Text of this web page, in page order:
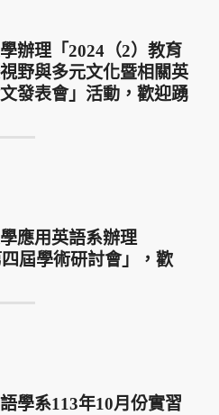
辦理「2024（2）教育
野與多元文化暨相關英
發表會」活動，歡迎踴
應用英語系辦理
四屆學術研討會」，歡
學系113年10月份實習